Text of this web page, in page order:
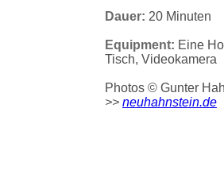
Dauer: 20 Minuten
Equipment: Eine
Tisch, Videokamera
Photos © Gunter
>> neuhahnstein.de